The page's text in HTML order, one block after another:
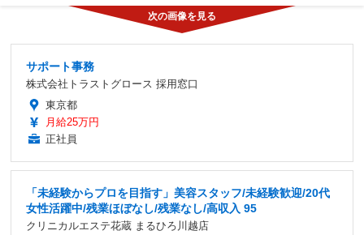
サポート事務
株式会社トラストグロース 採用窓口
東京都
月給25万円
正社員
「未経験からプロを目指す」美容スタッフ/未経験歓迎/20代
女性活躍中/残業ほぼなし/残業なし/高収入 95
クリニカルエステ花蔵 まるひろ川越店